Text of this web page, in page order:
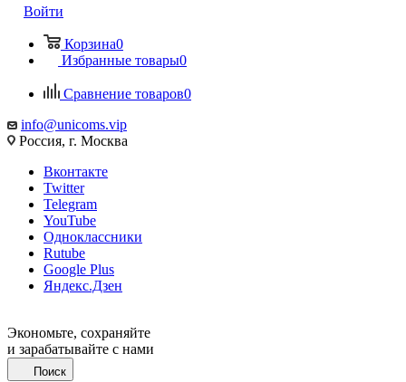
Войти
Корзина0
Избранные товары0
Сравнение товаров0
info@unicoms.vip
Россия, г. Москва
Вконтакте
Twitter
Telegram
YouTube
Одноклассники
Rutube
Google Plus
Яндекс.Дзен
Экономьте, сохраняйте
и зарабатывайте с нами
Поиск